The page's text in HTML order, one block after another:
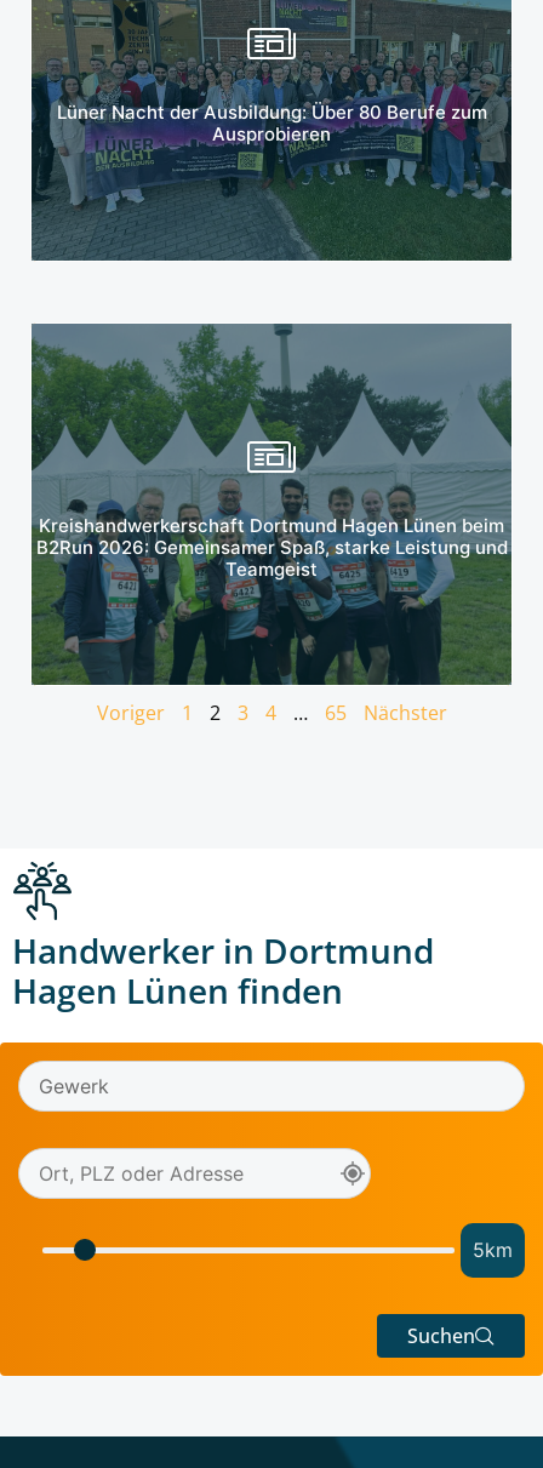
Lüner Nacht der Ausbildung: Über 80 Berufe zum
Ausprobieren
Mehr erfahren
Kreishandwerkerschaft Dortmund Hagen Lünen beim
B2Run 2026: Gemeinsamer Spaß, starke Leistung und
Teamgeist
Mehr erfahren
Voriger 1 2 3 4 … 65 Nächster
Handwerker in Dortmund
Hagen Lünen finden
5km
Suchen